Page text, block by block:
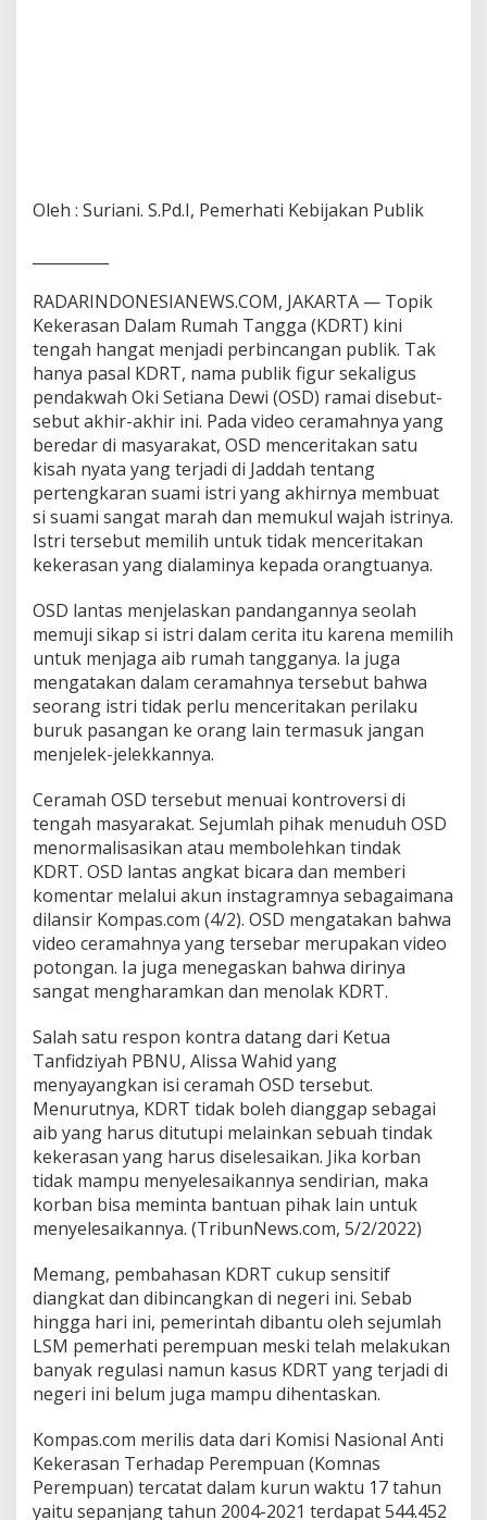
Oleh : Suriani. S.Pd.I, Pemerhati Kebijakan Publik
RADARINDONESIANEWS.COM, JAKARTA — Topik
Kekerasan Dalam Rumah Tangga (KDRT) kini
tengah hangat menjadi perbincangan publik. Tak
hanya pasal KDRT, nama publik figur sekaligus
pendakwah Oki Setiana Dewi (OSD) ramai disebut-
sebut akhir-akhir ini. Pada video ceramahnya yang
beredar di masyarakat, OSD menceritakan satu
kisah nyata yang terjadi di Jaddah tentang
pertengkaran suami istri yang akhirnya membuat
si suami sangat marah dan memukul wajah istrinya.
Istri tersebut memilih untuk tidak menceritakan
kekerasan yang dialaminya kepada orangtuanya.
OSD lantas menjelaskan pandangannya seolah
memuji sikap si istri dalam cerita itu karena memilih
untuk menjaga aib rumah tangganya. Ia juga
mengatakan dalam ceramahnya tersebut bahwa
seorang istri tidak perlu menceritakan perilaku
buruk pasangan ke orang lain termasuk jangan
menjelek-jelekkannya.
Ceramah OSD tersebut menuai kontroversi di
tengah masyarakat. Sejumlah pihak menuduh OSD
menormalisasikan atau membolehkan tindak
KDRT. OSD lantas angkat bicara dan memberi
komentar melalui akun instagramnya sebagaimana
dilansir Kompas.com (4/2). OSD mengatakan bahwa
video ceramahnya yang tersebar merupakan video
potongan. Ia juga menegaskan bahwa dirinya
sangat mengharamkan dan menolak KDRT.
Salah satu respon kontra datang dari Ketua
Tanfidziyah PBNU, Alissa Wahid yang
menyayangkan isi ceramah OSD tersebut.
Menurutnya, KDRT tidak boleh dianggap sebagai
aib yang harus ditutupi melainkan sebuah tindak
kekerasan yang harus diselesaikan. Jika korban
tidak mampu menyelesaikannya sendirian, maka
korban bisa meminta bantuan pihak lain untuk
menyelesaikannya. (TribunNews.com, 5/2/2022)
Memang, pembahasan KDRT cukup sensitif
diangkat dan dibincangkan di negeri ini. Sebab
hingga hari ini, pemerintah dibantu oleh sejumlah
LSM pemerhati perempuan meski telah melakukan
banyak regulasi namun kasus KDRT yang terjadi di
negeri ini belum juga mampu dihentaskan.
Kompas.com merilis data dari Komisi Nasional Anti
Kekerasan Terhadap Perempuan (Komnas
Perempuan) tercatat dalam kurun waktu 17 tahun
yaitu sepanjang tahun 2004-2021 terdapat 544.452